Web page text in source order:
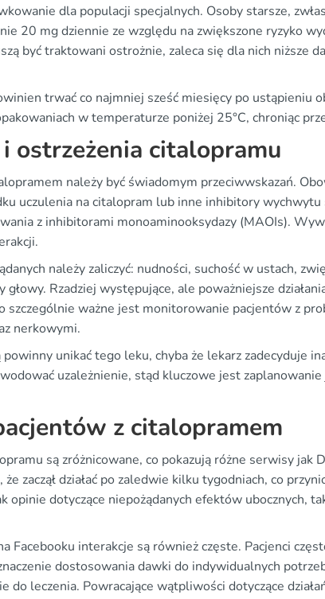
dla populacji specjalnych. Osoby starsze,
20 mg dziennie ze względu na zwiększone ryzyko
być traktowani ostrożnie, zaleca się dla nich niższe
trwać co najmniej sześć miesięcy po ustąpieniu
w temperaturze poniżej 25°C, chroniąc
ostrzeżenia citalopramu
należy być świadomym przeciwwskazań.
uczulenia na citalopram lub inne inhibitory
z inhibitorami monoaminooksydazy (MAOIs).
należy zaliczyć: nudności, suchość w ustach,
Rzadziej występujące, ale poważniejsze
szczególnie ważne jest monitorowanie pacjentów z
nerkowymi.
unikać tego leku, chyba że lekarz zadecyduje
uzależnienie, stąd kluczowe jest
z citalopramem
są zróżnicowane, co pokazują różne serwisy jak
zaczął działać po zaledwie kilku tygodniach, co
opinie dotyczące niepożądanych efektów ubocznych,
Facebooku interakcje są również częste. Pacjenci
dostosowania dawki do indywidualnych
leczenia. Powracające wątpliwości dotyczące